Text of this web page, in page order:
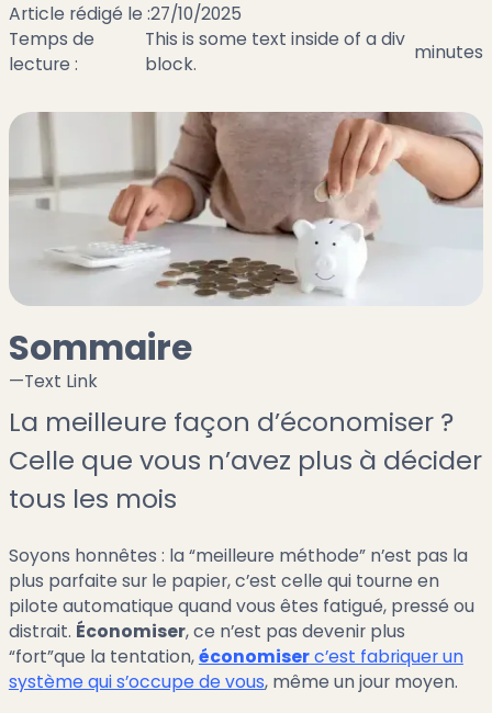
Article rédigé le :27/10/2025
Temps de
lecture :
This is some text inside of a div
block.
minutes
Sommaire
—Text Link
La meilleure façon d’économiser ?
Celle que vous n’avez plus à décider
tous les mois
Soyons honnêtes : la “meilleure méthode” n’est pas la
plus parfaite sur le papier, c’est celle qui tourne en
pilote automatique quand vous êtes fatigué, pressé ou
distrait. Économiser, ce n’est pas devenir plus
“fort”que la tentation,économiserc’est fabriquer un
système qui s’occupe de vous, même un jour moyen.